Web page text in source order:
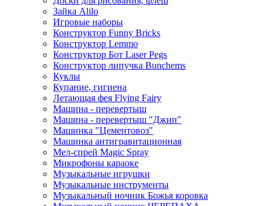
Зайка Alilo
Игровые наборы
Конструктор Funny Bricks
Конструктор Lemmo
Конструктор Бот Laser Pegs
Конструктор липучка Bunchems
Куклы
Купание, гигиена
Летающая фея Flying Fairy
Машина - перевертыш
Машина - перевертыш "Джип"
Машинка "Цементовоз"
Машинка антигравитационная
Мел-спрей Magic Spray
Микрофоны караоке
Музыкальные игрушки
Музыкальные инструменты
Музыкальный ночник Божья коровка